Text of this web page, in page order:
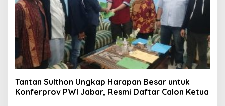
Tantan Sulthon Ungkap Harapan Besar untuk
Konferprov PWI Jabar, Resmi Daftar Calon Ketua